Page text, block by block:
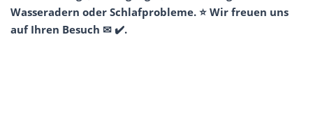
Wasseradern oder Schlafprobleme. ⭐ Wir freuen uns
auf Ihren Besuch ✉ ✔️.